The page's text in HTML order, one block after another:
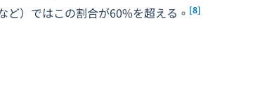
ど）ではこの割合が60%を超える。 [8]